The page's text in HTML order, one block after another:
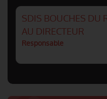
SDIS BOUCHES DU
AU DIRECTEUR
Responsable